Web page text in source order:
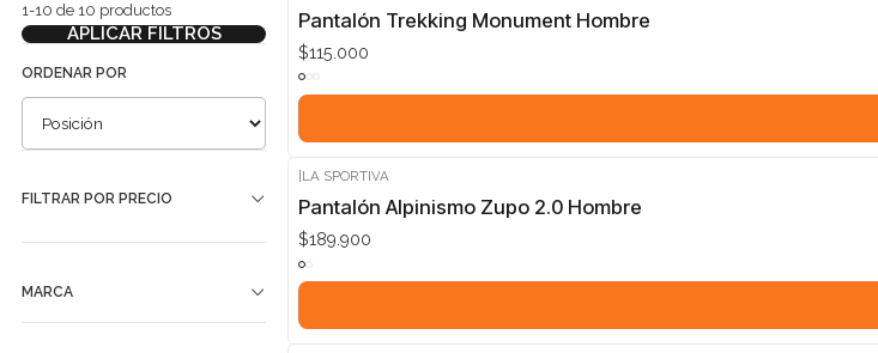
1-10 de 10 productos
APLICAR FILTROS
ORDENAR POR
FILTRAR POR PRECIO
MARCA
Pantalón Trekking Monument Hombre
$115.000
LA SPORTIVA
Pantalón Alpinismo Zupo 2.0 Hombre
$189.900